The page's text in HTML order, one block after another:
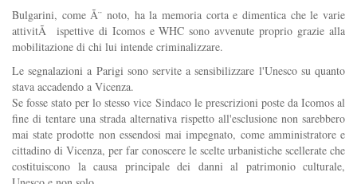
Bulgarini, come Ã¨ noto, ha la memoria corta e dimentica che le varie
attivitÃ ispettive di Icomos e WHC sono avvenute proprio grazie alla
mobilitazione di chi lui intende criminalizzare.
Le segnalazioni a Parigi sono servite a sensibilizzare l'Unesco su quanto
stava accadendo a Vicenza.
Se fosse stato per lo stesso vice Sindaco le prescrizioni poste da Icomos al
fine di tentare una strada alternativa rispetto all'esclusione non sarebbero
mai state prodotte non essendosi mai impegnato, come amministratore e
cittadino di Vicenza, per far conoscere le scelte urbanistiche scellerate che
costituiscono la causa principale dei danni al patrimonio culturale,